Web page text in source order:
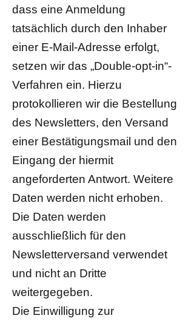
dass eine Anmeldung
tatsächlich durch den Inhaber
einer E-Mail-Adresse erfolgt,
setzen wir das „Double-opt-in“-
Verfahren ein. Hierzu
protokollieren wir die Bestellung
des Newsletters, den Versand
einer Bestätigungsmail und den
Eingang der hiermit
angeforderten Antwort. Weitere
Daten werden nicht erhoben.
Die Daten werden
ausschließlich für den
Newsletterversand verwendet
und nicht an Dritte
weitergegeben.
Die Einwilligung zur